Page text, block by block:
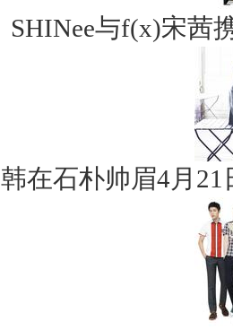
SHINee与f(x)宋茜
韩在石朴帅眉4月